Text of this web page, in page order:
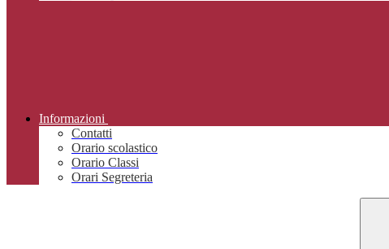
Informazioni
Contatti
Orario scolastico
Orario Classi
Orari Segreteria